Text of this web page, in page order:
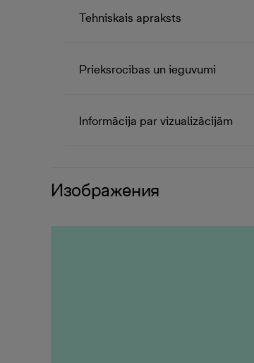
Tehniskais apraksts
Prieksrocibas un ieguvumi
Informācija par vizualizācijām
Изображения